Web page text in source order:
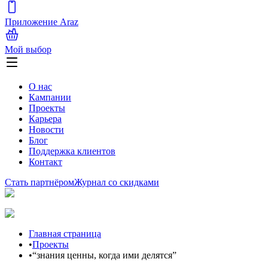
Приложение Araz
Мой выбор
О нас
Кампании
Проекты
Карьера
Новости
Блог
Поддержка клиентов
Контакт
Стать партнёромЖурнал со скидками
Главная страница
•Проекты
•“знания ценны, когда ими делятся”